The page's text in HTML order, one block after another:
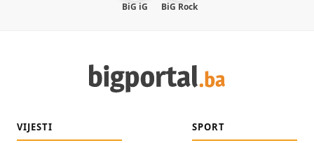
BiG iG BiG Rock
VIJESTI SPORT